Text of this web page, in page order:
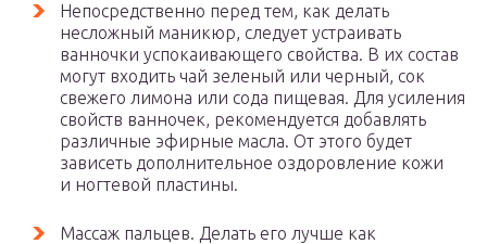
Непосредственно перед тем, как делать
несложный маникюр, следует устраивать
ванночки успокаивающего свойства. В их состав
могут входить чай зеленый или черный, сок
свежего лимона или сода пищевая. Для усиления
свойств ванночек, рекомендуется добавлять
различные эфирные масла. От этого будет
зависеть дополнительное оздоровление кожи
и ногтевой пластины.
Массаж пальцев. Делать его лучше как